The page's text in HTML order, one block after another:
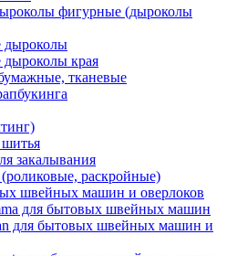
фигурные (дыроколы
края
тканевые
шитья
закалывания
раскройные)
швейных машин и оверлоков
для бытовых швейных машин
для бытовых швейных машин и